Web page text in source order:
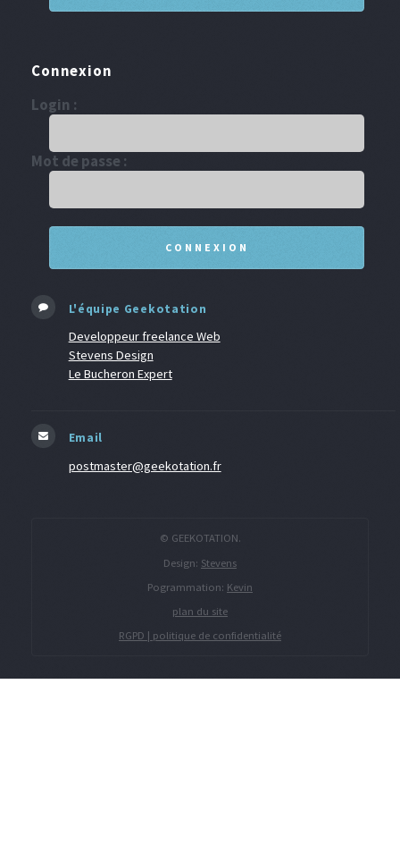
Connexion
Login :
Mot de passe :
L'équipe Geekotation
Developpeur freelance Web
Stevens Design
Le Bucheron Expert
Email
postmaster@geekotation.fr
© GEEKOTATION.
Design: Stevens
Pogrammation: Kevin
plan du site
RGPD | politique de confidentialité